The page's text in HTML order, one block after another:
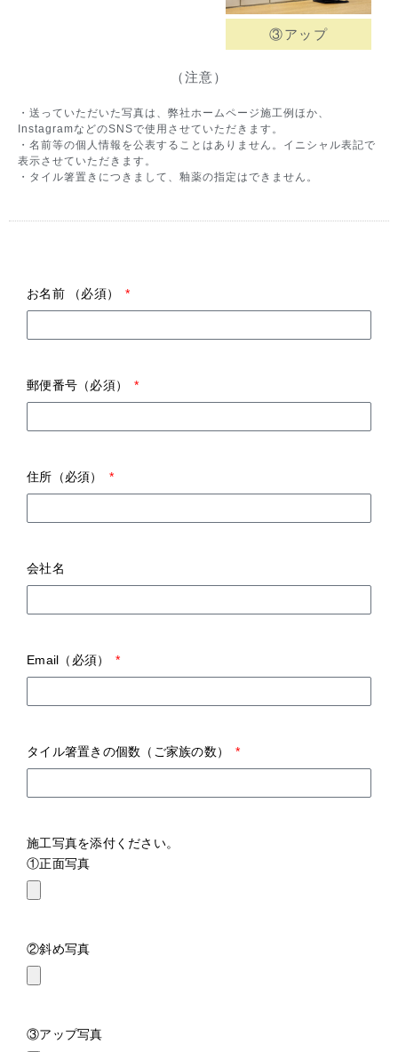
③アップ
（注意）
・送っていただいた写真は、弊社ホームページ施工例ほか、
InstagramなどのSNSで使用させていただきます。
・名前等の個人情報を公表することはありません。イニシャル表記で
表示させていただきます。
・タイル箸置きにつきまして、釉薬の指定はできません。
お名前 （必須）
郵便番号（必須）
住所（必須）
会社名
Email（必須）
タイル箸置きの個数（ご家族の数）
施工写真を添付ください。
①正面写真
②斜め写真
③アップ写真